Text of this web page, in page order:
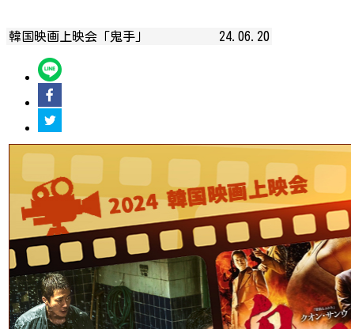
韓国映画上映会「鬼手」 24.06.20